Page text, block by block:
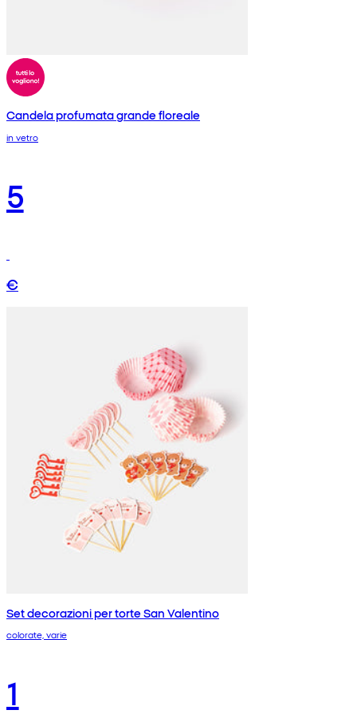
Candela profumata grande floreale
in vetro
5
€
Set decorazioni per torte San Valentino
colorate, varie
1